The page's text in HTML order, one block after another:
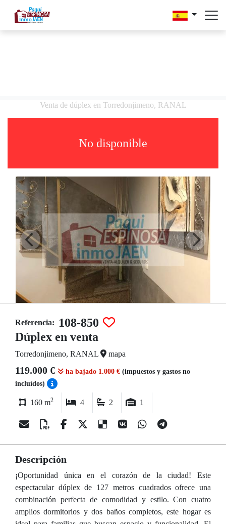
Venta de dúplex en Torredonjimeno, RANAL
No disponible
Referencia:
108-850
Dúplex en venta
Torredonjimeno, RANAL mapa
119.000 € ha bajado 1.000 € (impuestos y gastos no
incluídos)
160 m2 4 2 1
Descripción
¡Oportunidad única en el corazón de la ciudad! Este
espectacular dúplex de 127 metros cuadrados ofrece una
combinación perfecta de comodidad y estilo. Con cuatro
amplios dormitorios y dos baños completos, este hogar es